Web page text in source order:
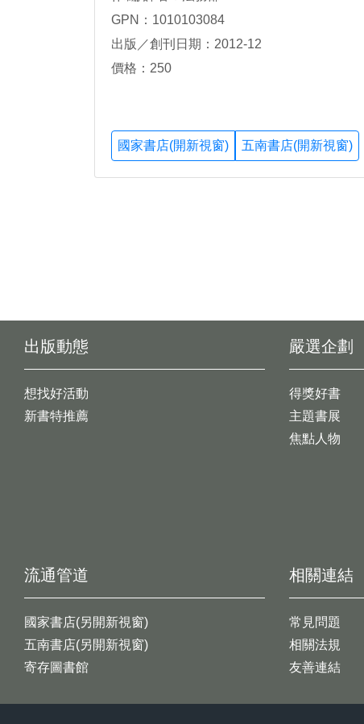
GPN：1010103084
出版／創刊日期：2012-12
價格：250
國家書店(開新視窗) 五南書店(開新視窗)
出版動態
想找好活動
新書特推薦
嚴選企劃
得獎好書
主題書展
焦點人物
流通管道
國家書店(另開新視窗)
五南書店(另開新視窗)
寄存圖書館
相關連結
常見問題
相關法規
友善連結